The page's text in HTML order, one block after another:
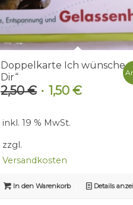
Doppelkarte Ich wünsche
Dir“
2,50€ Ursprünglicher
war:
1,50€Aktueller
inkl. 19 % MwSt.
zzgl.
Versandkosten
In den Warenkorb Details